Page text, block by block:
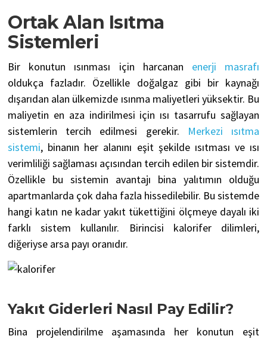
Ortak Alan Isıtma
Sistemleri
Bir konutun ısınması için harcanan enerji masrafı
oldukça fazladır. Özellikle doğalgaz gibi bir kaynağı
dışarıdan alan ülkemizde ısınma maliyetleri yüksektir. Bu
maliyetin en aza indirilmesi için ısı tasarrufu sağlayan
sistemlerin tercih edilmesi gerekir. Merkezi ısıtma
sistemi, binanın her alanını eşit şekilde ısıtması ve ısı
verimliliği sağlaması açısından tercih edilen bir sistemdir.
Özellikle bu sistemin avantajı bina yalıtımın olduğu
apartmanlarda çok daha fazla hissedilebilir. Bu sistemde
hangi katın ne kadar yakıt tükettiğini ölçmeye dayalı iki
farklı sistem kullanılır. Birincisi kalorifer dilimleri,
diğeriyse arsa payı oranıdır.
Yakıt Giderleri Nasıl Pay Edilir?
Bina projelendirilme aşamasında her konutun eşit